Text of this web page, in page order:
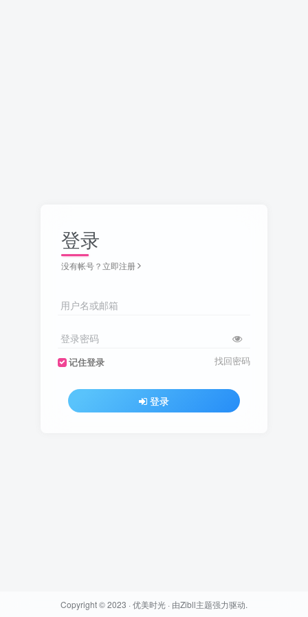
登录
没有帐号？立即注册
用户名或邮箱
登录密码
记住登录 找回密码
登录
Copyright © 2023 · 优美时光 · 由Zibll主题强力驱动.